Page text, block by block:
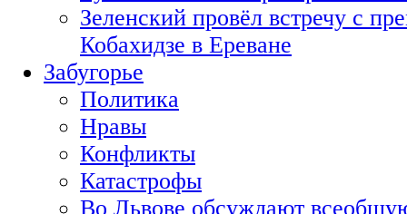
Зеленский провёл встречу с
Кобахидзе в Ереване
Забугорье
Политика
Нравы
Конфликты
Катастрофы
Во Львове обсуждают